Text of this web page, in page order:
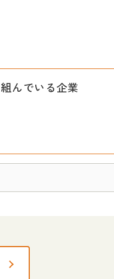
んでいる企業